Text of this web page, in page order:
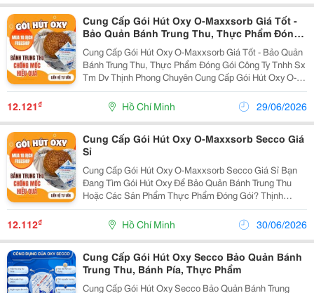
Cung Cấp Gói Hút Oxy O-Maxxsorb Giá Tốt -
Bảo Quản Bánh Trung Thu, Thực Phẩm Đóng
Gói
Cung Cấp Gói Hút Oxy O-Maxxsorb Giá Tốt - Bảo Quản
Bánh Trung Thu, Thực Phẩm Đóng Gói Công Ty Tnhh Sx
Tm Dv Thịnh Phong Chuyên Cung Cấp Gói Hút Oxy O-
Maxxsorb Chất Lượng Cao, Hỗ Trợ Bảo Quản Thực
Phẩm Bằng Cách Hấp Thụ Lượng Oxy Còn Lại Trong
Bao Bì...
12.121₫ Hồ Chí Minh 29/06/2026
Cung Cấp Gói Hút Oxy O-Maxxsorb Secco Giá
Sỉ
Cung Cấp Gói Hút Oxy O-Maxxsorb Secco Giá Sỉ Bạn
Đang Tìm Gói Hút Oxy Để Bảo Quản Bánh Trung Thu
Hoặc Các Sản Phẩm Thực Phẩm Đóng Gói? Thịnh
Phong Chuyên Cung Cấp Gói Hút Oxy O-Maxxsorb
Secco , Giúp Hấp Thụ Lượng Oxy Còn Lại Trong Bao Bì,
Hỗ Trợ...
12.112₫ Hồ Chí Minh 30/06/2026
Cung Cấp Gói Hút Oxy Secco Bảo Quản Bánh
Trung Thu, Bánh Pía, Thực Phẩm
Cung Cấp Gói Hút Oxy Secco Bảo Quản Bánh Trung